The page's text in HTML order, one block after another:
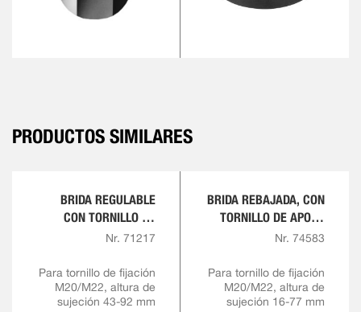
PRODUCTOS SIMILARES
BRIDA REGULABLE
CON TORNILLO DE
AJUSTE
Nr. 71217
Para tornillo de fijación
M20/M22, altura de
sujeción 43-92 mm
BRIDA REBAJADA, CON
TORNILLO DE APOYO
REGULABLE
Nr. 74583
Para tornillo de fijación
M20/M22, altura de
sujeción 16-77 mm